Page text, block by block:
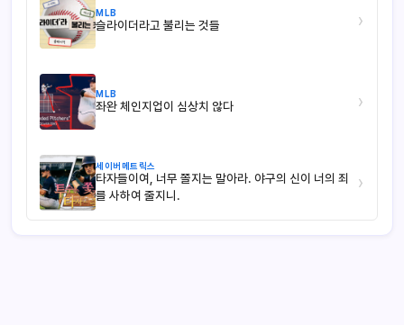
MLB
슬라이더라고 불리는 것들 ›
MLB
좌완 체인지업이 심상치 않다 ›
세이버메트릭스
타자들이여, 너무 쫄지는 말아라. 야구의 신이 너의 죄
를 사하여 줄지니.
›